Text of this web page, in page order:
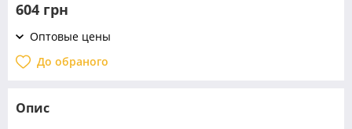
604 грн
Оптовые цены
До обраного
Опис